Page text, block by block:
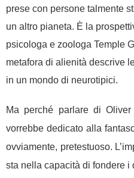
prese con persone talmente
un altro pianeta. È la
psicologa e zoologa Temple
metafora di alienità descrive
in un mondo di neurotipici.
Ma perché parlare di
vorrebbe dedicato alla
ovviamente, pretestuoso.
sta nella capacità di fondere